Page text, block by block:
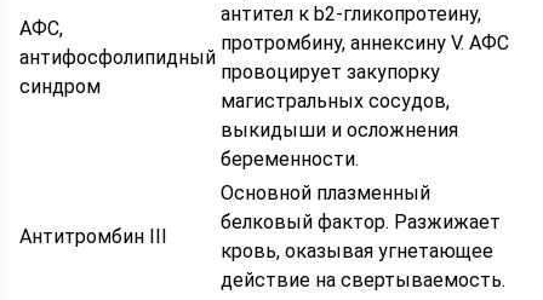
АФС,
антифосфолипидный
синдром
антител к b2-гликопротеину,
протромбину, аннексину V. АФС
провоцирует закупорку
магистральных сосудов,
выкидыши и осложнения
беременности.
Антитромбин III
Основной плазменный
белковый фактор. Разжижает
кровь, оказывая угнетающее
действие на свертываемость.